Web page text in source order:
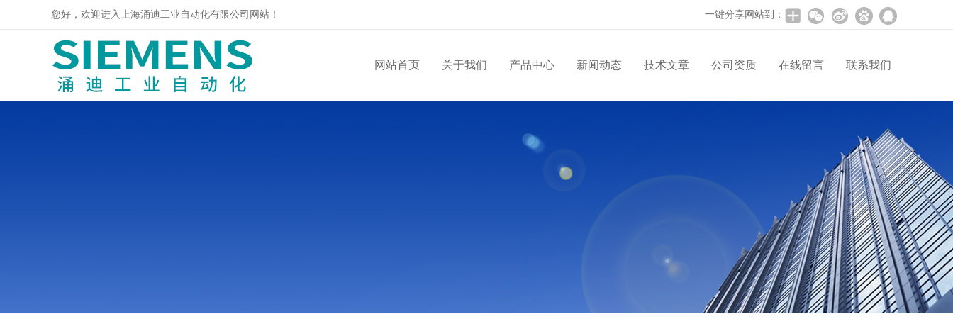
您好，欢迎进入上海涌迪工业自动化有限公司网站！ 一键分享网站到：
网站首页 关于我们 产品中心 新闻动态 技术文章 公司资质 在线留言 联系我们